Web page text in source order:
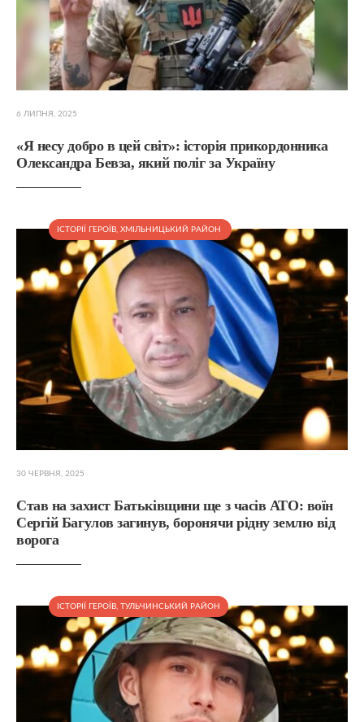
6 ЛИПНЯ, 2025
«Я несу добро в цей світ»: історія прикордонника
Олександра Бевза, який поліг за Україну
ІСТОРІЇ ГЕРОЇВ ХМІЛЬНИЦЬКИЙ РАЙОН
30 ЧЕРВНЯ, 2025
Став на захист Батьківщини ще з часів АТО: воїн
Сергій Багулов загинув, боронячи рідну землю від
ворога
ІСТОРІЇ ГЕРОЇВ, ТУЛЬЧИНСЬКИЙ РАЙОН